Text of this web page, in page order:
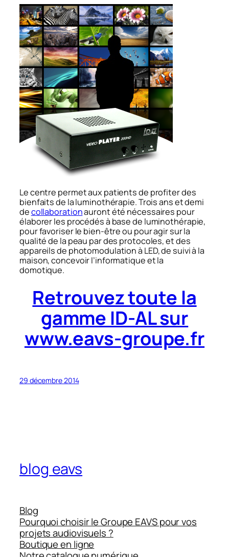
Le centre permet aux patients de profiter des
bienfaits de la luminothérapie. Trois ans et demi
decollaborationauront été nécessaires pour
élaborer les procédés à base de luminothérapie,
pour favoriser le bien-être ou pour agir sur la
qualité de la peau par des protocoles, et des
appareils de photomodulation à LED, de suivi à la
maison, concevoir l’informatique et la
domotique.
Retrouvez toute la
gamme ID-AL sur
www.eavs-groupe.fr
29 décembre 2014
blog eavs
Blog
Pourquoi choisir le Groupe EAVS pour vos
projets audiovisuels ?
Boutique en ligne